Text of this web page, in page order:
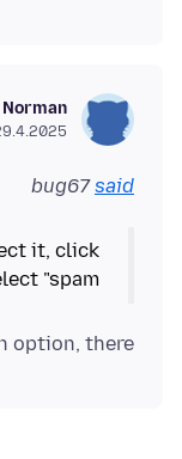
Norman
8:47
bug67said
it, click
"spam"
option, there.